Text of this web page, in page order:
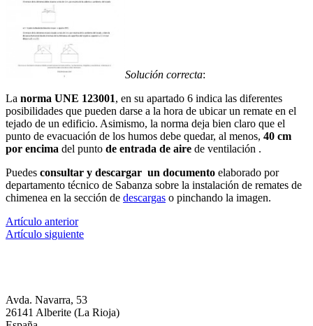
Solución correcta:
La norma UNE 123001, en su apartado 6 indica las diferentes
posibilidades que pueden darse a la hora de ubicar un remate en el
tejado de un edificio. Asimismo, la norma deja bien claro que el
punto de evacuación de los humos debe quedar, al menos, 40 cm
por encima del punto de entrada de aire de ventilación .
Puedes consultar y descargar un documento elaborado por
departamento técnico de Sabanza sobre la instalación de remates de
chimenea en la sección de descargas o pinchando la imagen.
Artículo anterior
Artículo siguiente
Avda. Navarra, 53
26141 Alberite (La Rioja)